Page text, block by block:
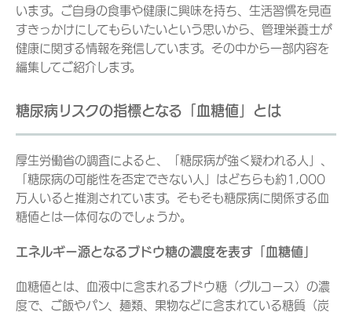
います。ご自身の食事や健康に興味を持ち、生活習慣を見直
すきっかけにしてもらいたいという思いから、管理栄養士が
健康に関する情報を発信しています。その中から一部内容を
編集してご紹介します。
糖尿病リスクの指標となる「血糖値」とは
厚生労働省の調査によると、「糖尿病が強く疑われる人」、
「糖尿病の可能性を否定できない人」はどちらも約1,000
万人いると推測されています。そもそも糖尿病に関係する血
糖値とは一体何なのでしょうか。
エネルギー源となるブドウ糖の濃度を表す「血糖値」
血糖値とは、血液中に含まれるブドウ糖（グルコース）の濃
度で、ご飯やパン、麺類、果物などに含まれている糖質（炭